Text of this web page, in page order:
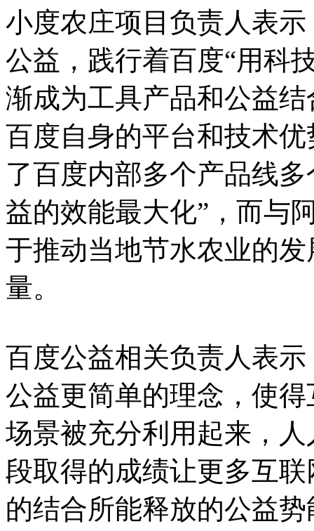
小度农庄项目负责人表
公益，践行着百度“用科
渐成为工具产品和公益
百度自身的平台和技术
了百度内部多个产品线
益的效能最大化”，而与
于推动当地节水农业的
量。
百度公益相关负责人表
公益更简单的理念，使
场景被充分利用起来，
段取得的成绩让更多互
的结合所能释放的公益